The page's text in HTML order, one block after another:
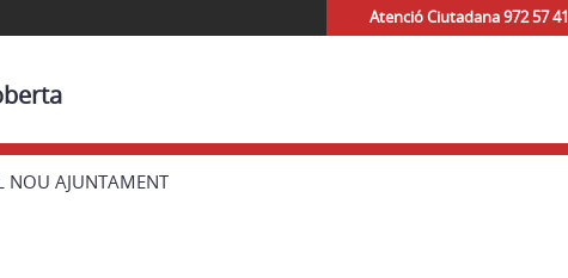
Atenció Ciutadana 972 57
NOU AJUNTAMENT